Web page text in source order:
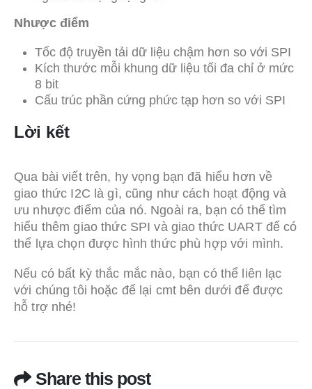
Nhược điểm
Tốc độ truyền tải dữ liệu chậm hơn so với SPI
Kích thước mỗi khung dữ liệu tối đa chỉ ở mức
8 bit
Cấu trúc phần cứng phức tạp hơn so với SPI
Lời kết
Qua bài viết trên, hy vọng bạn đã hiểu hơn về
giao thức I2C là gì, cũng như cách hoạt động và
ưu nhược điểm của nó. Ngoài ra, bạn có thể tìm
hiểu thêm giao thức SPI và giao thức UART để có
thể lựa chọn được hình thức phù hợp với mình.
Nếu có bất kỳ thắc mắc nào, bạn có thể liên lạc
với chúng tôi hoặc để lại cmt bên dưới để được
hỗ trợ nhé!
Share this post